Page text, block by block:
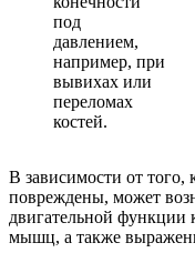
под
давлением,
например, при
вывихах или
переломах
костей.
В зависимости от того,
повреждены, может
двигательной функции
мышц, а также